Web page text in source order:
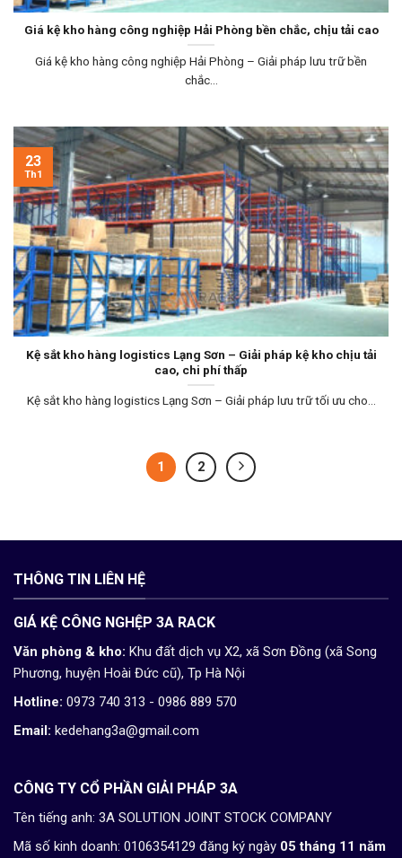
Giá kệ kho hàng công nghiệp Hải Phòng bền chắc, chịu tải cao
Giá kệ kho hàng công nghiệp Hải Phòng – Giải pháp lưu trữ bền
chắc...
Kệ sắt kho hàng logistics Lạng Sơn – Giải pháp kệ kho chịu tải
cao, chi phí thấp
Kệ sắt kho hàng logistics Lạng Sơn – Giải pháp lưu trữ tối ưu cho...
23
Th1
1 2
THÔNG TIN LIÊN HỆ
GIÁ KỆ CÔNG NGHỆP 3A RACK
Văn phòng & kho: Khu đất dịch vụ X2, xã Sơn Đồng (xã Song
Phương, huyện Hoài Đức cũ), Tp Hà Nội
Hotline: 0973 740 313 - 0986 889 570
Email: kedehang3a@gmail.com
CÔNG TY CỔ PHẦN GIẢI PHÁP 3A
Tên tiếng anh: 3A SOLUTION JOINT STOCK COMPANY
Mã số kinh doanh: 0106354129 đăng ký ngày 05 tháng 11 năm